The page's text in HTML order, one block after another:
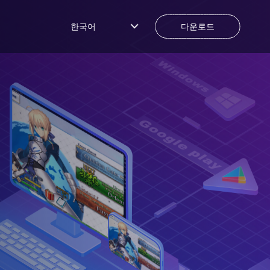
한국어 다운로드